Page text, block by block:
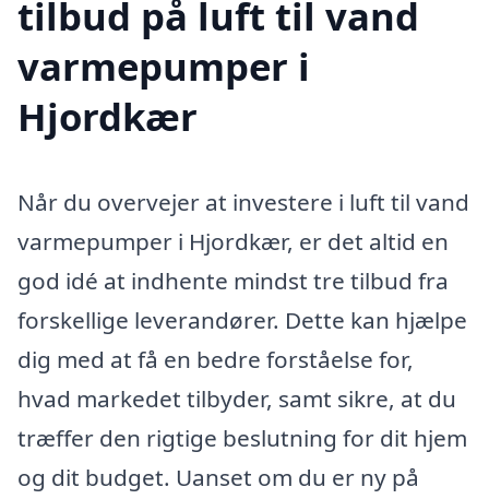
tilbud på luft til vand
varmepumper i
Hjordkær
Når du overvejer at investere i luft til vand
varmepumper i Hjordkær, er det altid en
god idé at indhente mindst tre tilbud fra
forskellige leverandører. Dette kan hjælpe
dig med at få en bedre forståelse for,
hvad markedet tilbyder, samt sikre, at du
træffer den rigtige beslutning for dit hjem
og dit budget. Uanset om du er ny på